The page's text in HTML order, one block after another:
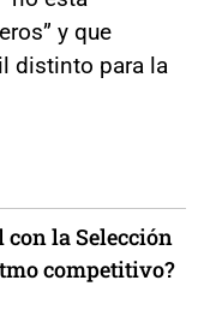
y que
distinto para la
la Selección
competitivo?